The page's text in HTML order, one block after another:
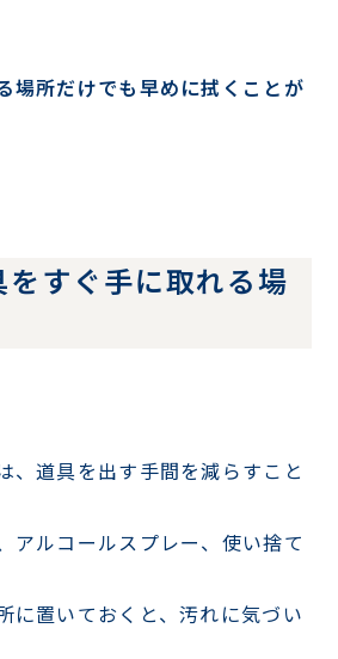
場所だけでも早めに拭くことが
すぐ手に取れる場
、道具を出す手間を減らすこと
アルコールスプレー、使い捨て
に置いておくと、汚れに気づい